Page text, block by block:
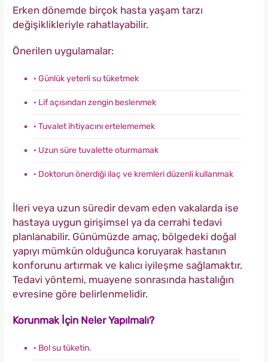
Erken dönemde birçok hasta yaşam tarzı
değişiklikleriyle rahatlayabilir.
Önerilen uygulamalar:
· Günlük yeterli su tüketmek
· Lif açısından zengin beslenmek
· Tuvalet ihtiyacını ertelememek
· Uzun süre tuvalette oturmamak
· Doktorun önerdiği ilaç ve kremleri düzenli kullanmak
İleri veya uzun süredir devam eden vakalarda ise
hastaya uygun girişimsel ya da cerrahi tedavi
planlanabilir. Günümüzde amaç, bölgedeki doğal
yapıyı mümkün olduğunca koruyarak hastanın
konforunu artırmak ve kalıcı iyileşme sağlamaktır.
Tedavi yöntemi, muayene sonrasında hastalığın
evresine göre belirlenmelidir.
Korunmak İçin Neler Yapılmalı?
· Bol su tüketin.